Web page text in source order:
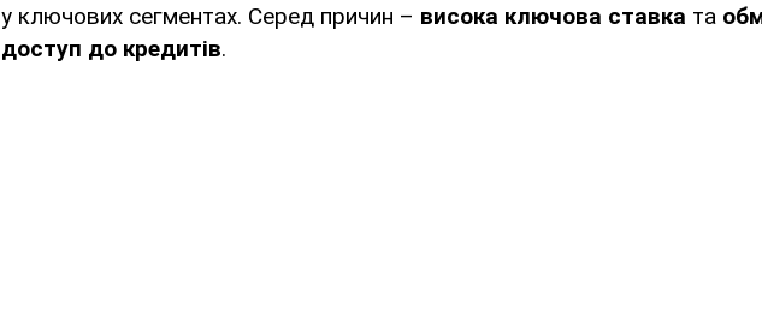
у ключових сегментах. Серед причин – висока ключова ставка та
доступ до кредитів.